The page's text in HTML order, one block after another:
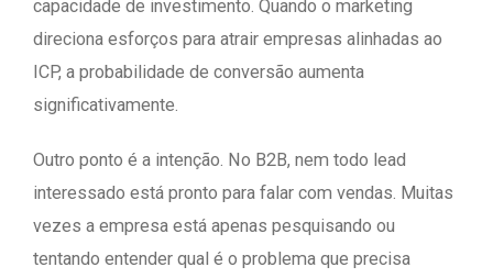
capacidade de investimento. Quando o marketing
direciona esforços para atrair empresas alinhadas ao
ICP, a probabilidade de conversão aumenta
significativamente.
Outro ponto é a intenção. No B2B, nem todo lead
interessado está pronto para falar com vendas. Muitas
vezes a empresa está apenas pesquisando ou
tentando entender qual é o problema que precisa